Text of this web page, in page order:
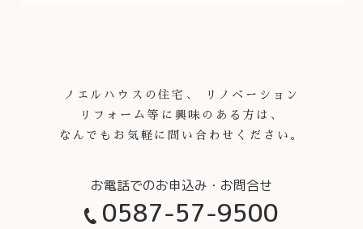
ノエルハウスの住宅、 リノベーション
リフォーム等に興味のある方は、
なんでもお気軽に問い合わせください。
0587-57-9500